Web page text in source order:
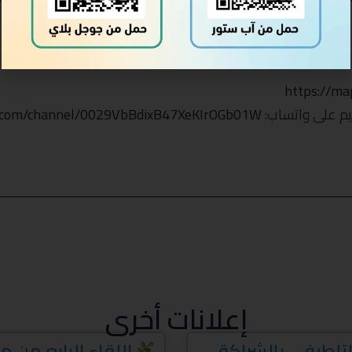
https://
على واتساب:channel/0029VbBdixB47XeKIrOGb01W
إعلانات أخرى